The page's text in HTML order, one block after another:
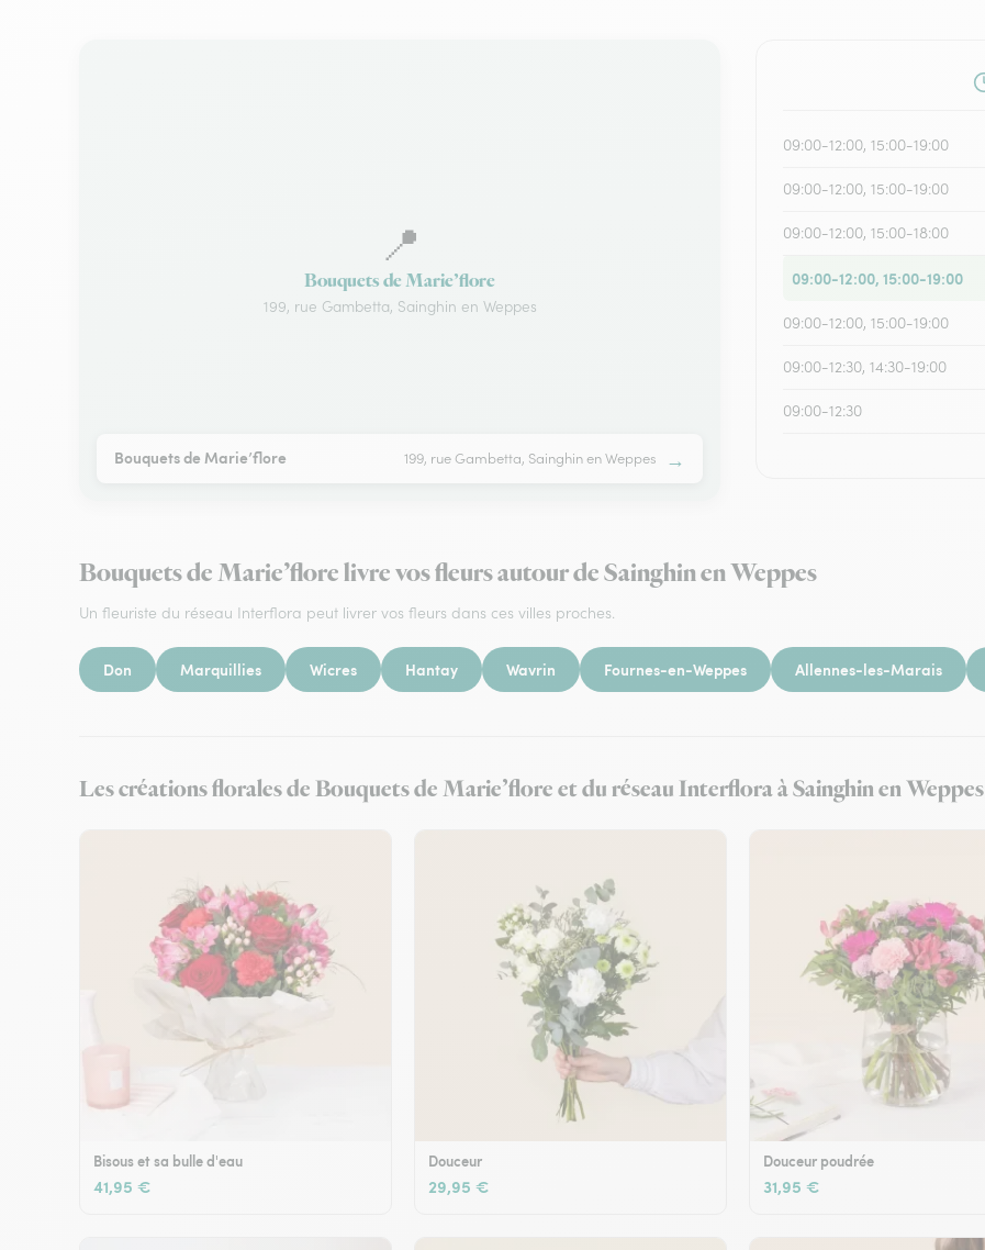
📍
Bouquets de Marie’flore
199, rue Gambetta, Sainghin en Weppes
Bouquets de Marie’flore 199, rue Gambetta, Sainghin en Weppes →
09:00-12:00, 15:00-19:00
09:00-12:00, 15:00-19:00
09:00-12:00, 15:00-18:00
09:00-12:00, 15:00-19:00
09:00-12:00, 15:00-19:00
09:00-12:30, 14:30-19:00
09:00-12:30
Bouquets de Marie’flore livre vos fleurs autour de Sainghin en Weppes
Un fleuriste du réseau Interflora peut livrer vos fleurs dans ces villes proches.
Don Marquillies Wicres Hantay Wavrin Fournes-en-Weppes Allennes-les-Marais
Les créations florales de Bouquets de Marie’flore et du réseau Interflora à Sainghin en Weppes
Bisous et sa bulle d'eau
41,95 €
Douceur
29,95 €
Douceur poudrée
31,95 €